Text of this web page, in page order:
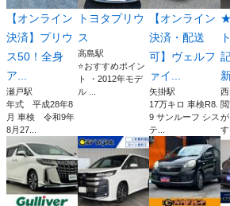
【オンライン
決済】プリウ
ス50！全身
ア...
瀬戸駅
年式 平成28年8
月 車検 令和9年
8月27...
トヨタプリウ
ス
高島駅
⭐️おすすめポイン
ト ・2012年モデ
ル ...
【オンライン
決済・配送
可】ヴェルフ
ァイ...
矢掛駅
17万キロ 車検R8.
9 サンルーフ シス
テ...
す